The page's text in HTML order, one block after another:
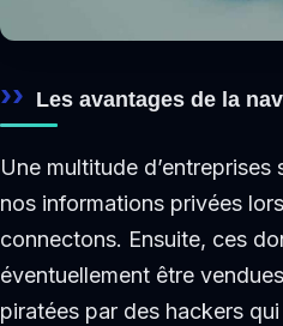
Les avantages de la
Une multitude
nos informations privées
connectons. Ensuite, ces
éventuellement être
piratées par des hackers